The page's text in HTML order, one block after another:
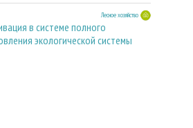
Лесное хозяйство
в системе полного
экологической системы